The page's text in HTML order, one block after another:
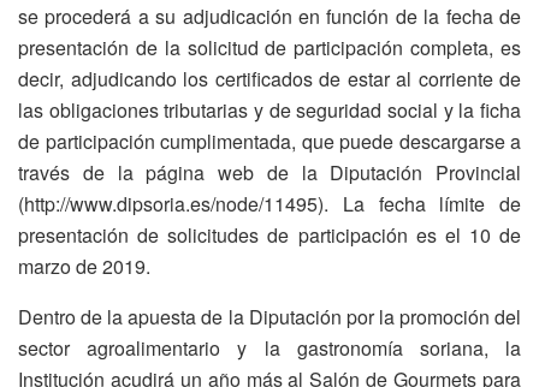
se procederá a su adjudicación en función de la fecha de
presentación de la solicitud de participación completa, es
decir, adjudicando los certificados de estar al corriente de
las obligaciones tributarias y de seguridad social y la ficha
de participación cumplimentada, que puede descargarse a
través de la página web de la Diputación Provincial
(http://www.dipsoria.es/node/11495). La fecha límite de
presentación de solicitudes de participación es el 10 de
marzo de 2019.
Dentro de la apuesta de la Diputación por la promoción del
sector agroalimentario y la gastronomía soriana, la
Institución acudirá un año más al Salón de Gourmets para